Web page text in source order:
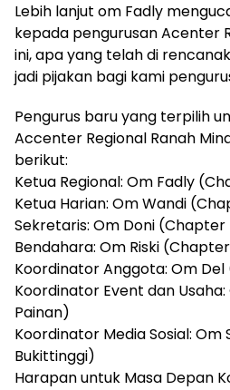
Lebih lanjut om Fadly
kepada pengurusan Acenter
ini, apa yang telah di
jadi pijakan bagi kami
Pengurus baru yang terpilih
Accenter Regional Ranah
berikut:
Ketua Regional: Om Fadly
Ketua Harian: Om Wandi
Sekretaris: Om Doni
Bendahara: Om Riski
Koordinator Anggota: Om
Koordinator Event dan
Painan)
Koordinator Media Sosial:
Bukittinggi)
Harapan untuk Masa Depan